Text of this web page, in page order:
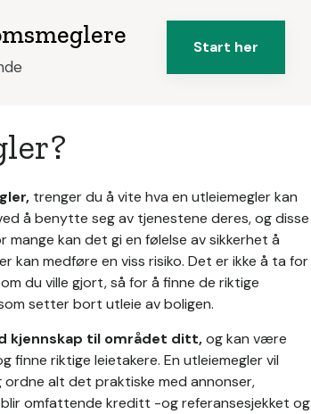
Start her
trenger du å vite hva en utleiemegler kan
å benytte seg av tjenestene deres, og disse
kan det gi en følelse av sikkerhet å
kan medføre en viss risiko. Det er ikke å ta for
du ville gjort, så for å finne de riktige
setter bort utleie av boligen.
kjennskap til området ditt,og kan være
riktige leietakere. En utleiemegler vil
alt det praktiske med annonser,
omfattende kreditt -og referansesjekket og